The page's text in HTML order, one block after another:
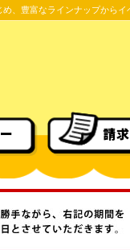
、豊富なラインナップから
請